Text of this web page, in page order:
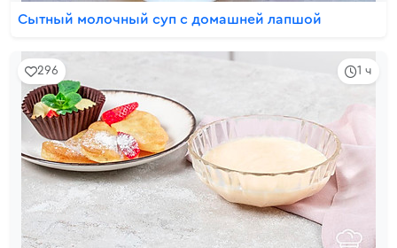
Сытный молочный суп с домашней лапшой
1 ч
296